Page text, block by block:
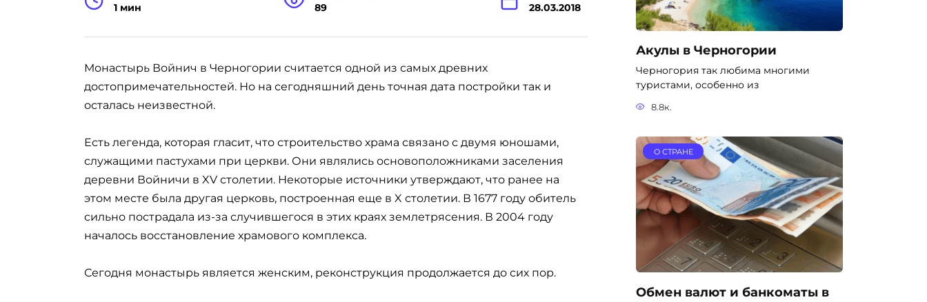
1 мин 89 28.03.2018
Монастырь Войнич в Черногории считается одной из самых древних
достопримечательностей. Но на сегодняшний день точная дата постройки так и
осталась неизвестной.
Есть легенда, которая гласит, что строительство храма связано с двумя юношами,
служащими пастухами при церкви. Они являлись основоположниками заселения
деревни Войничи в XV столетии. Некоторые источники утверждают, что ранее на
этом месте была другая церковь, построенная еще в X столетии. В 1677 году обитель
сильно пострадала из-за случившегося в этих краях землетрясения. В 2004 году
началось восстановление храмового комплекса.
Сегодня монастырь является женским, реконструкция продолжается до сих пор.
Акулы в Черногории
Черногория так любима многими
туристами, особенно из
8.8к.
О СТРАНЕ
Обмен валют и банкоматы в